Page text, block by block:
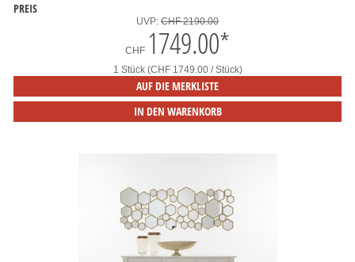
PREIS
UVP: CHF 2190.00
CHF 1749.00*
1 Stück (CHF 1749.00 / Stück)
AUF DIE MERKLISTE
IN DEN WARENKORB